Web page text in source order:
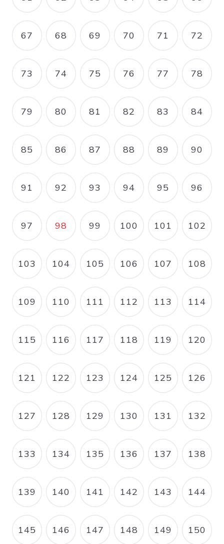
PAGE
67 PAGE
68 PAGE
69 PAGE
70 PAGE
71 PAGE
72
PAGE
73 PAGE
74 PAGE
75 PAGE
76 PAGE
77 PAGE
78
PAGE
79 PAGE
80 PAGE
81 PAGE
82 PAGE
83 PAGE
84
PAGE
85 PAGE
86 PAGE
87 PAGE
88 PAGE
89 PAGE
90
PAGE
91 PAGE
92 PAGE
93 PAGE
94 PAGE
95 PAGE
96
PAGE
97 PAGE COURANTE
98 PAGE
99 PAGE
100 PAGE
101 PAGE
102
PAGE
103 PAGE
104 PAGE
105 PAGE
106 PAGE
107 PAGE
108
PAGE
109 PAGE
110 PAGE
111 PAGE
112 PAGE
113 PAGE
114
PAGE
115 PAGE
116 PAGE
117 PAGE
118 PAGE
119 PAGE
120
PAGE
121 PAGE
122 PAGE
123 PAGE
124 PAGE
125 PAGE
126
PAGE
127 PAGE
128 PAGE
129 PAGE
130 PAGE
131 PAGE
132
PAGE
133 PAGE
134 PAGE
135 PAGE
136 PAGE
137 PAGE
138
PAGE
139 PAGE
140 PAGE
141 PAGE
142 PAGE
143 PAGE
144
PAGE
145 PAGE
146 PAGE
147 PAGE
148 PAGE
149 PAGE
150